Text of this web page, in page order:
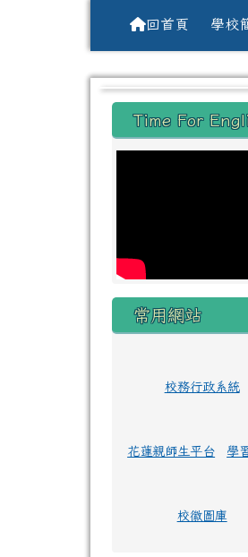
花蓮縣花蓮市
回首頁 學校
左邊區域
Time For
常用網站
校務行政系統
花蓮親師生平台 學
校徽圖庫
頁尾區域